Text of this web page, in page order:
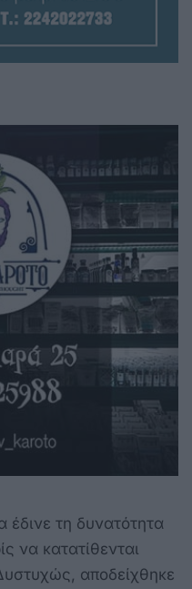
έδινε τη δυνατότητα
να κατατίθενται
αποδείχθηκε